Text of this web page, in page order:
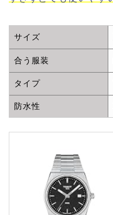
サイズ
合う服装
タイプ
防水性